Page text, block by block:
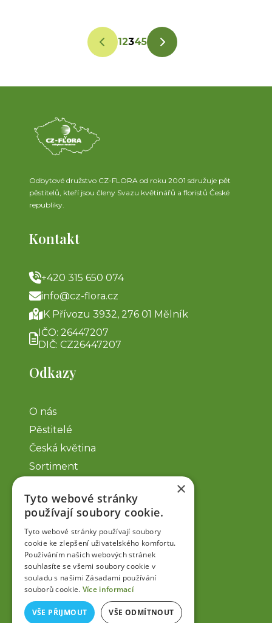
1 2345
Odbytové družstvo CZ-FLORA od roku 2001 sdružuje pět
pěstitelů, kteří jsou členy Svazu květinářů a floristů České
republiky.
Kontakt
+420 315 650 074
info@cz-flora.cz
K Přívozu 3932, 276 01 Mělník
IČO: 26447207
DIČ: CZ26447207
Odkazy
O nás
Pěstitelé
Česká květina
Sortiment
Kontakt
Odkazy
Zásady ochrany osobních údajů
Cookies
×
Tyto webové stránky
používají soubory cookie.
Tyto webové stránky používají soubory
cookie ke zlepšení uživatelského komfortu.
Používáním našich webových stránek
souhlasíte se všemi soubory cookie v
souladu s našimi Zásadami používání
souborů cookie. Více informací
VŠE PŘIJMOUT VŠE ODMÍTNOUT